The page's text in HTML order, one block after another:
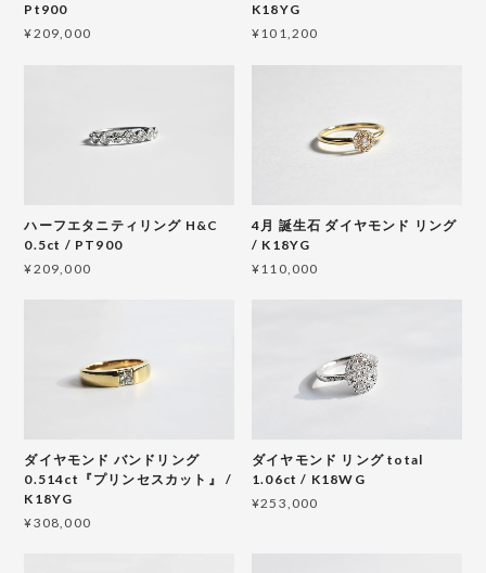
Pt900
¥209,000
K18YG
¥101,200
ハーフエタニティリング H&C
0.5ct / PT900
¥209,000
4月 誕生石 ダイヤモンド リング
/ K18YG
¥110,000
ダイヤモンド バンドリング
0.514ct『プリンセスカット』 /
K18YG
¥308,000
ダイヤモンド リング total
1.06ct / K18WG
¥253,000